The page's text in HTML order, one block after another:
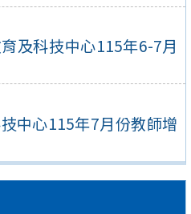
及科技中心115年6-7月
中心115年7月份教師增